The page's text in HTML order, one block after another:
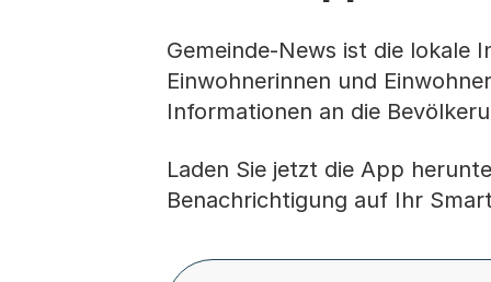
Gemeinde-News ist die lokale
Einwohnerinnen und
Informationen an die
Laden Sie jetzt die App
Benachrichtigung auf Ihr